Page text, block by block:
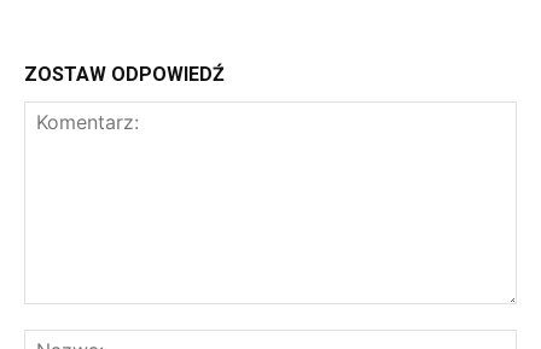
ZOSTAW ODPOWIEDŹ